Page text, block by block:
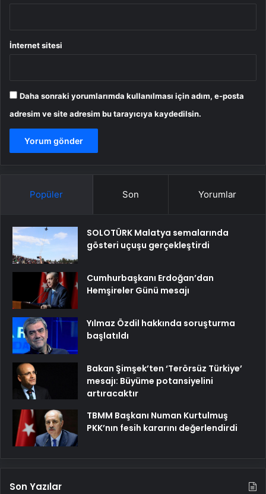
İnternet sitesi
Daha sonraki yorumlarımda kullanılması için adım, e-posta
adresim ve site adresim bu tarayıcıya kaydedilsin.
Popüler Son Yorumlar
SOLOTÜRK Malatya semalarında
gösteri uçuşu gerçekleştirdi
Cumhurbaşkanı Erdoğan’dan
Hemşireler Günü mesajı
Yılmaz Özdil hakkında soruşturma
başlatıldı
Bakan Şimşek’ten ‘Terörsüz Türkiye’
mesajı: Büyüme potansiyelini
artıracaktır
TBMM Başkanı Numan Kurtulmuş
PKK’nın fesih kararını değerlendirdi
Son Yazılar